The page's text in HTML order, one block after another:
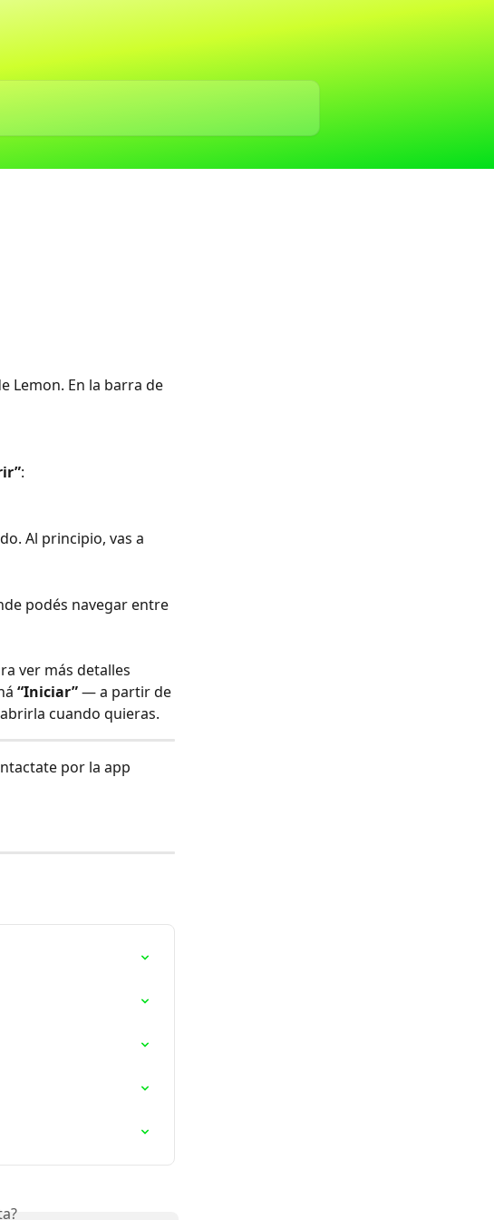
Lemon. En la barra de
:
Al principio, vas a
podés navegar entre
ver más detalles
“Iniciar” — a partir de
cuando quieras.
por la app